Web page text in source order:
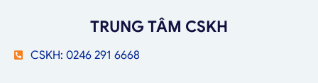
TRUNG TÂM CSKH
CSKH: 0246 291 6668